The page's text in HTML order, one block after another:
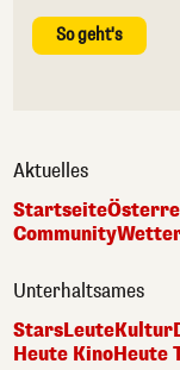
So geht's
Aktuelles
Startseite
Community
Unterhaltsames
StarsLeuteKultur
Heute KinoHeute